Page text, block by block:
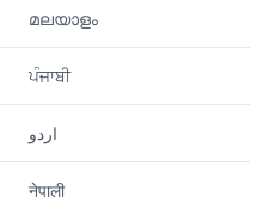
മലയാളം
ਪੰਜਾਬੀ
اردو
नेपाली